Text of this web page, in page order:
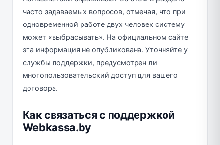
часто задаваемых вопросов, отмечая, что при
одновременной работе двух человек систему
может «выбрасывать». На официальном сайте
эта информация не опубликована. Уточняйте у
службы поддержки, предусмотрен ли
многопользовательский доступ для вашего
договора.
Как связаться с поддержкой
Webkassa.by